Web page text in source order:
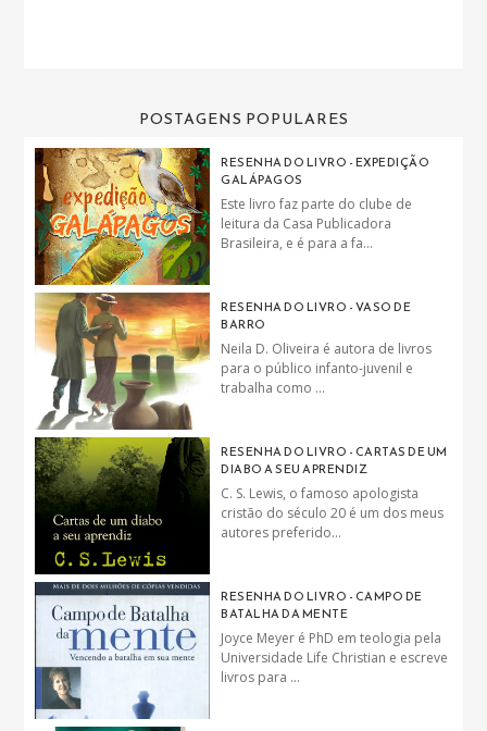
POSTAGENS POPULARES
RESENHA DO LIVRO - EXPEDIÇÃO
GALÁPAGOS
Este livro faz parte do clube de
leitura da Casa Publicadora
Brasileira, e é para a fa...
RESENHA DO LIVRO - VASO DE
BARRO
Neila D. Oliveira é autora de livros
para o público infanto-juvenil e
trabalha como ...
RESENHA DO LIVRO - CARTAS DE UM
DIABO A SEU APRENDIZ
C. S. Lewis, o famoso apologista
cristão do século 20 é um dos meus
autores preferido...
RESENHA DO LIVRO - CAMPO DE
BATALHA DA MENTE
Joyce Meyer é PhD em teologia pela
Universidade Life Christian e escreve
livros para ...